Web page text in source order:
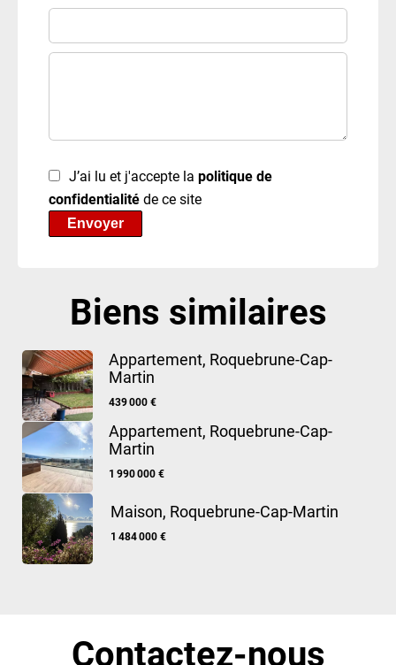
J’ai lu et j'accepte la politique de
confidentialitéde ce site
Envoyer
Biens similaires
Appartement, Roquebrune-Cap-
Martin
439 000 €
Appartement, Roquebrune-Cap-
Martin
1 990 000 €
Maison, Roquebrune-Cap-Martin
1 484 000 €
Contactez-nous